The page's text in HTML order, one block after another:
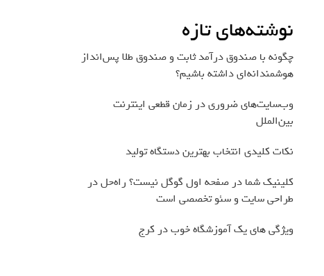
نوشته‌های تازه
چگونه با صندوق درآمد ثابت و صندوق طلا پس‌انداز
هوشمندانه‌ای داشته باشیم؟
وب‌سایت‌های ضروری در زمان قطعی اینترنت
بین‌الملل
نکات کلیدی انتخاب بهترین دستگاه تولید
کلینیک شما در صفحه اول گوگل نیست؟ راه‌حل در
طراحی سایت و سئو تخصصی است
ویژگی های یک آموزشگاه خوب در کرج